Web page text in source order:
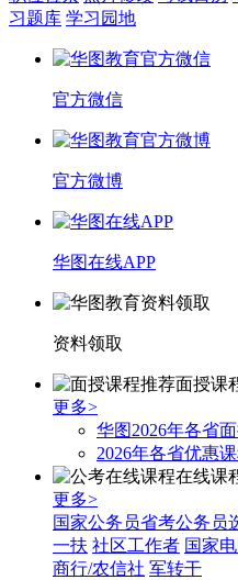
习题库 学习园地
官方微信
官方微博
华图在线APP
资料领取
面授课
更多>
华图2026年各省
2026年各省优惠
在线课
更多>
国家公务员省考公务员
一扶 社区工作者 国家
商行/农信社 军转干